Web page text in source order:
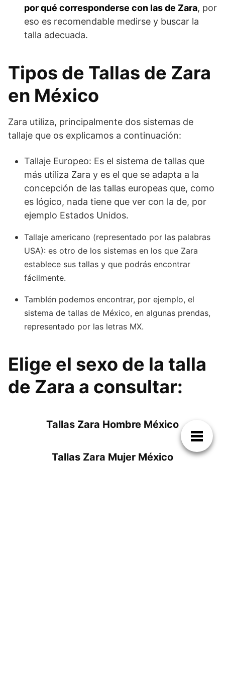
por qué corresponderse con las de Zara, por
eso es recomendable medirse y buscar la
talla adecuada.
Tipos de Tallas de Zara
en México
Zara utiliza, principalmente dos sistemas de
tallaje que os explicamos a continuación:
Tallaje Europeo: Es el sistema de tallas que
más utiliza Zara y es el que se adapta a la
concepción de las tallas europeas que, como
es lógico, nada tiene que ver con la de, por
ejemplo Estados Unidos.
Tallaje americano (representado por las palabras
USA): es otro de los sistemas en los que Zara
establece sus tallas y que podrás encontrar
fácilmente.
TambIén podemos encontrar, por ejemplo, el
sistema de tallas de México, en algunas prendas,
representado por las letras MX.
Elige el sexo de la talla
de Zara a consultar:
Tallas Zara Hombre México
Tallas Zara Mujer México